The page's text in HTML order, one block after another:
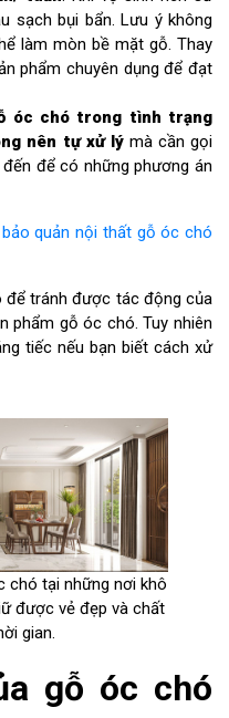
sạch bụi bẩn. Lưu ý không
làm mòn bề mặt gỗ. Thay
phẩm chuyên dụng để đạt
óc chó trong tình trạng
nên tự xử lýmà cần gọi
để có những phương án
quản nội thất gỗ óc chó
để tránh được tác động của
phẩm gỗ óc chó. Tuy nhiên
tiếc nếu bạn biết cách xử
chó tại những nơi khô
được vẻ đẹp và chất
gian.
gỗ óc chó